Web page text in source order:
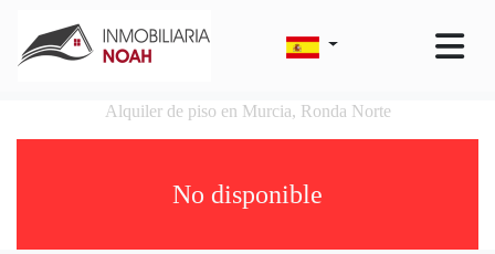
Alquiler de piso en Murcia, Ronda Norte
No disponible